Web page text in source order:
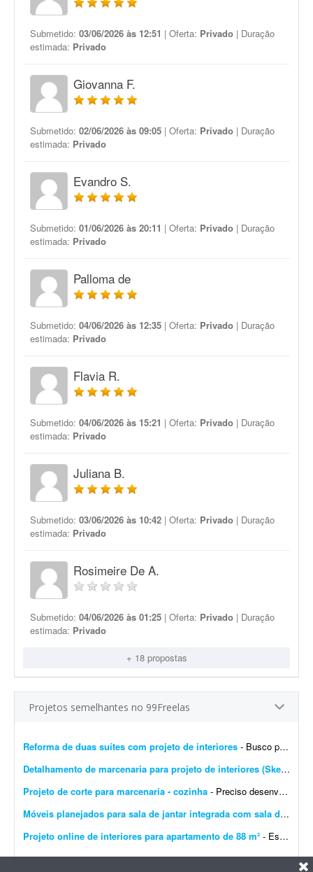
Submetido: 03/06/2026 às 12:51 | Oferta: Privado | Duração
estimada: Privado
Giovanna F.
Submetido: 02/06/2026 às 09:05 | Oferta: Privado | Duração
estimada: Privado
Evandro S.
Submetido: 01/06/2026 às 20:11 | Oferta: Privado | Duração
estimada: Privado
Palloma de
Submetido: 04/06/2026 às 12:35 | Oferta: Privado | Duração
estimada: Privado
Flavia R.
Submetido: 04/06/2026 às 15:21 | Oferta: Privado | Duração
estimada: Privado
Juliana B.
Submetido: 03/06/2026 às 10:42 | Oferta: Privado | Duração
estimada: Privado
Rosimeire De A.
Submetido: 04/06/2026 às 01:25 | Oferta: Privado | Duração
estimada: Privado
+ 18 propostas
Projetos semelhantes no 99Freelas
Reforma de duas suítes com projeto de interiores - Busco profissional de arquitetura ou design de interiores para elaborar o projeto executivo completo da reforma de duas suítes e do ambiente integrado de estar e jantar, com dimensões...
Detalhamento de marcenaria para projeto de interiores (SketchUp)
Projeto de corte para marcenaria - cozinha - Preciso desenvolver o projeto de móveis da minha casa. Espero que o profissional proponha soluções baseadas nas medidas do ambiente e gere um projeto de corte compatível...
Móveis planejados para sala de jantar integrada com sala de TV
Projeto online de interiores para apartamento de 88 m² - Estou em busca de um(a) designer de interiores ou arquiteto(a) para me auxiliar em um projeto online de atualização do meu apartamento. O imóvel tem 88 m² e já est...